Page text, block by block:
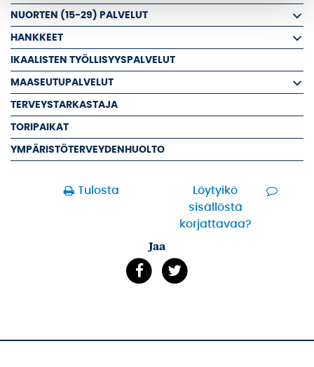
NUORTEN (15-29) PALVELUT
HANKKEET
IKAALISTEN TYÖLLISYYSPALVELUT
MAASEUTUPALVELUT
TERVEYSTARKASTAJA
TORIPAIKAT
YMPÄRISTÖTERVEYDENHUOLTO
Tulosta
Löytyikö
sisällöstä
korjattavaa?
Jaa